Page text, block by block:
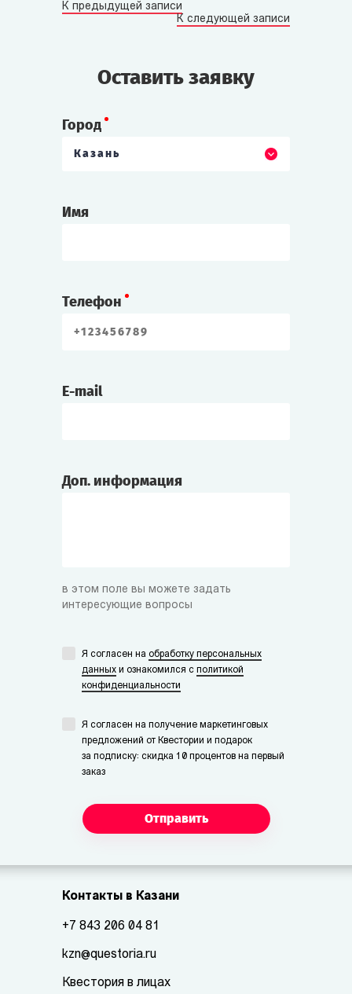
К предыдущей записи
К следующей записи
Оставить заявку
Город
Казань
Имя
Телефон
E-mail
Доп. информация
в этом поле вы можете задать
интересующие вопросы
Я согласен на обработку персональных
данных и ознакомился с политикой
конфиденциальности
Я согласен на получение маркетинговых
предложений от Квестории и подарок
за подписку: скидка 10 процентов на первый
заказ
Отправить
Контакты в Казани
+7 843 206 04 81
kzn@questoria.ru
Квестория в лицах